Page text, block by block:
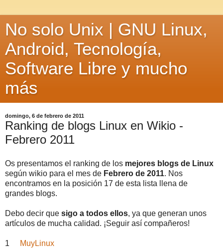
No solo Unix | GNU Linux,
Android, Tecnología,
Software Libre y mucho
más
domingo, 6 de febrero de 2011
Ranking de blogs Linux en Wikio -
Febrero 2011
Os presentamos el ranking de los mejores blogs de Linux
según wikio para el mes de Febrero de 2011. Nos
encontramos en la posición 17 de esta lista llena de
grandes blogs.
Debo decir que sigo a todos ellos, ya que generan unos
artículos de mucha calidad. ¡Seguir así compañeros!
1
MuyLinux